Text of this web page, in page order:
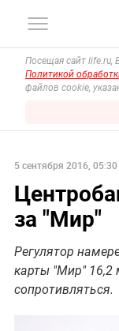
Посещая сайт life.ru,
Политикой
файлов cookie,
5 сентября 2016, 05:30
за "Мир"
Регулятор
карты "Мир" 16,2
сопротивляться.